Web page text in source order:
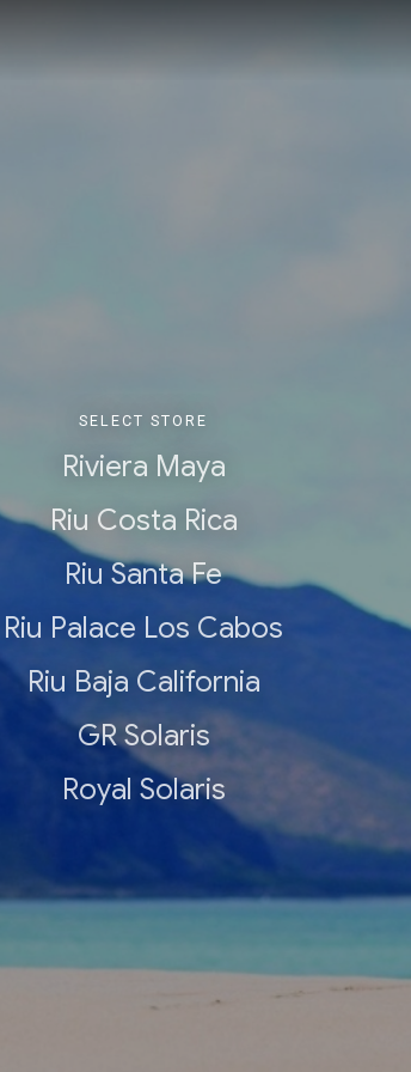
SELECT STORE
Riviera Maya
Riu Costa Rica
Riu Santa Fe
Riu Palace Los Cabos
Riu Baja California
GR Solaris
Royal Solaris